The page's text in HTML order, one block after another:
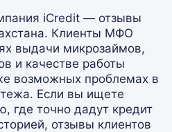
iCredit — отзывы
Клиенты МФО
выдачи микрозаймов,
и качестве работы
возможных проблемах в
Если вы ищете
где точно дадут кредит
отзывы клиентов